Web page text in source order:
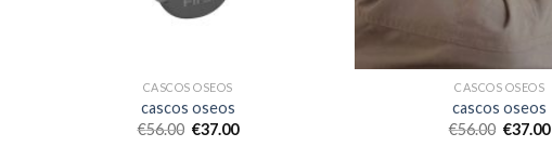
CASCOS OSEOS
cascos oseos
€56.00 €37.00
CASCOS OSEOS
cascos oseos
€56.00 €37.00